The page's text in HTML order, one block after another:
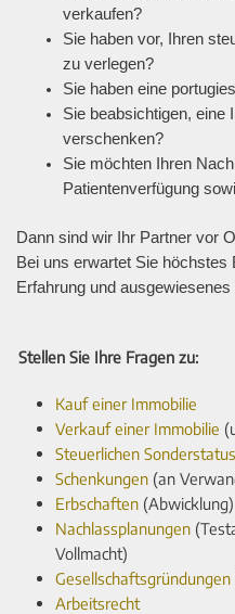
verkaufen?
Sie haben vor, Ihren
zu verlegen?
Sie haben eine
Sie beabsichtigen, eine
verschenken?
Sie möchten Ihren
Patientenverfügung
Dann sind wir Ihr Partner vor
Bei uns erwartet Sie höchstes
Erfahrung und
Stellen Sie Ihre Fragen zu:
Kauf einer Immobilie
Verkauf einer Immobilie
Steuerlichen Sonderstatus
Schenkungen (an
Erbschaften (Abwicklung)
Nachlassplanungen
Vollmacht)
Gesellschaftsgründungen
Arbeitsrecht